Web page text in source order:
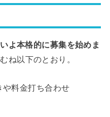
よ本格的に募集を始めま
ね以下のとおり。
料金打ち合わせ